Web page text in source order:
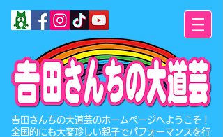
​吉田さんちの大道芸のホームページへようこそ！
全国的にも大変珍しい親子でパフォーマンスを行